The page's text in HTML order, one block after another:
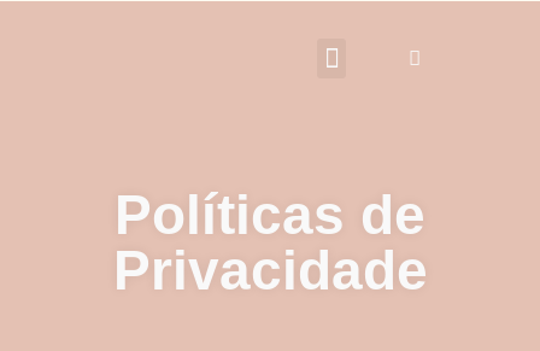
Políticas de
Privacidade